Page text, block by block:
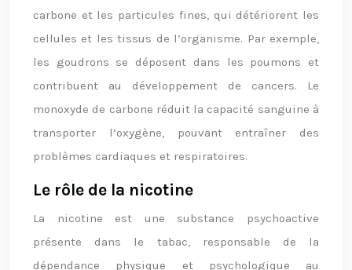
carbone et les particules fines, qui détériorent les
cellules et les tissus de l’organisme. Par exemple,
les goudrons se déposent dans les poumons et
contribuent au développement de cancers. Le
monoxyde de carbone réduit la capacité sanguine à
transporter l’oxygène, pouvant entraîner des
problèmes cardiaques et respiratoires.
Le rôle de la nicotine
La nicotine est une substance psychoactive
présente dans le tabac, responsable de la
dépendance physique et psychologique au